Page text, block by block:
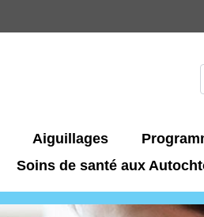
Aiguillages
Soins de santé aux